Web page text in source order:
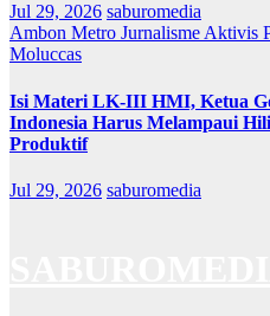
Jul 29, 2026 saburomedia
Ambon Metro Jurnalisme Aktivis
Moluccas
Isi Materi LK-III HMI, Ketua
Indonesia Harus Melampaui
Produktif
Jul 29, 2026 saburomedia